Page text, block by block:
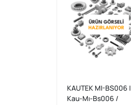
KAUTEK MI-BS006 |
Kau-Mı-Bs006 /